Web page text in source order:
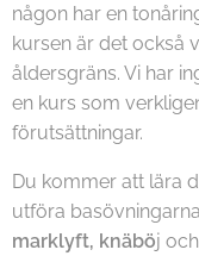
någon har en
kursen är det också
åldersgräns. Vi har
en kurs som
förutsättningar.
Du kommer att lära
utföra
marklyft, knäböj och